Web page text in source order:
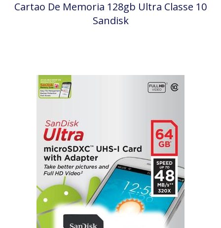
Cartao De Memoria 128gb Ultra Classe 10
Sandisk